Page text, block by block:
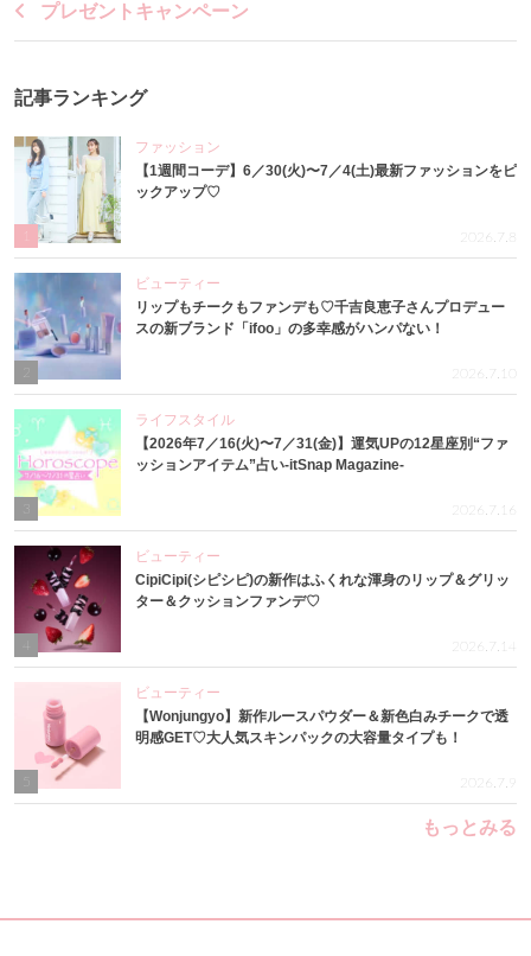
プレゼントキャンペーン
記事ランキング
ファッション
【1週間コーデ】6／30(火)〜7／4(土)最新ファッションをピ
ックアップ♡
2026.7.8
ビューティー
リップもチークもファンデも♡千吉良恵子さんプロデュー
スの新ブランド「ifoo」の多幸感がハンパない！
2026.7.10
3
ライフスタイル
【2026年7／16(火)〜7／31(金)】運気UPの12星座別“ファ
ッションアイテム”占い-itSnap Magazine-
2026.7.16
4
ビューティー
CipiCipi(シピシピ)の新作はふくれな渾身のリップ＆グリッ
ター＆クッションファンデ♡
2026.7.14
ビューティー
【Wonjungyo】新作ルースパウダー＆新色白みチークで透
明感GET♡大人気スキンパックの大容量タイプも！
2026.7.9
もっとみる